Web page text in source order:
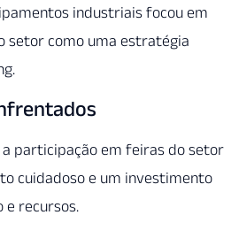
industriais focou em
setor como uma estratégia
participação em feiras do setor
cuidadoso e um investimento
recursos.